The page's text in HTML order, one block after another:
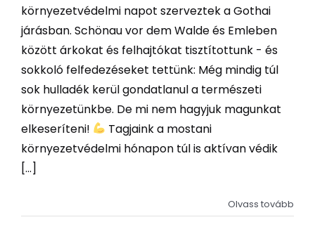
környezetvédelmi napot szerveztek a Gothai
járásban. Schönau vor dem Walde és Emleben
között árkokat és felhajtókat tisztítottunk - és
sokkoló felfedezéseket tettünk: Még mindig túl
sok hulladék kerül gondatlanul a természeti
környezetünkbe. De mi nem hagyjuk magunkat
elkeseríteni!
Tagjaink a mostani
környezetvédelmi hónapon túl is aktívan védik
[...]
Olvass tovább